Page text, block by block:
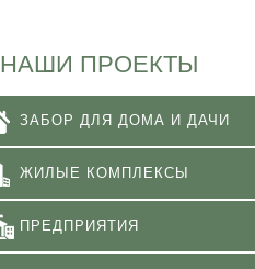
НАШИ ПРОЕКТЫ
ЗАБОР ДЛЯ ДОМА И ДАЧИ
ЖИЛЫЕ КОМПЛЕКСЫ
ПРЕДПРИЯТИЯ